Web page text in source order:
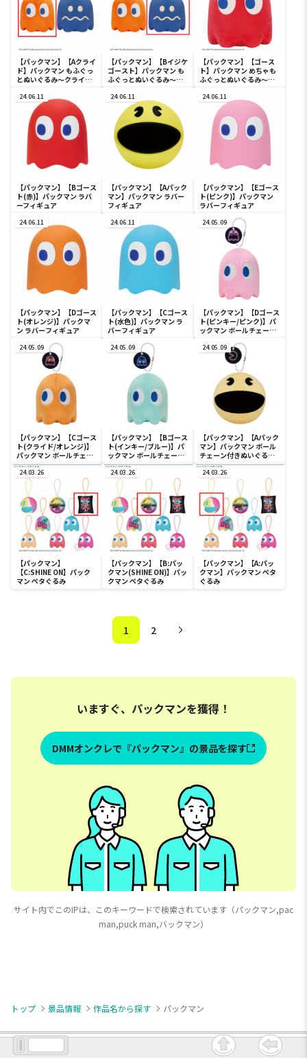
【パックマン】【Aクライ
ド】パックマン もふぐっ
とぬいぐるみ～クライド
【パックマン】【Bイジケ
ゴースト】パックマン も
ふぐっとぬいぐるみ～ク
～
【パックマン】【ゴース
ト】パックマン めちゃも
ふぐっとぬいぐるみ～ブ
24.06.11
【パックマン】【Bゴース
ト(赤)】パックマン ラバ
ーフィギュア
24.06.11
【パックマン】【Aパック
マン】パックマン ラバー
フィギュア
24.06.11
【パックマン】【Eゴース
ト(ピンク)】パックマン
ラバーフィギュア
24.06.11
【パックマン】【Dゴース
ト(オレンジ)】パックマ
ン ラバーフィギュア
24.06.11
【パックマン】【Cゴース
ト(水色)】パックマン ラ
バーフィギュア
24.05.09
【パックマン】【Dゴース
ト(ピンキー/ピンク)】パ
ックマン ボールチェーン
Pop～
24.05.09
【パックマン】【Cゴース
ト(クライド/オレンジ)】
パックマン ボールチェー
ン付きぬいぐるみ～
Neon Pop～
24.05.09
【パックマン】【Bゴース
ト(インキー/ブルー)】パ
ックマン ボールチェーン
付きぬいぐるみ～Neon
Pop～
24.05.09
【パックマン】【Aパック
マン】パックマン ボール
チェーン付きぬいぐるみ
～Neon Pop～
24.03.26
【パックマン】
【C:SHINE ON】パック
マン ペタぐるみ
24.03.26
【パックマン】【B:パッ
クマン(SHINE ON)】パッ
クマン ペタぐるみ
24.03.26
【パックマン】【A:パッ
クマン】パックマン ペタ
ぐるみ
1 2
いますぐ、パックマンを獲得！
DMMオンクレで『パックマン』の景品を探す
サイト内でこのIPは、このキーワードで検索されています（パックマン,pac
man,puck man,バックマン）
トップ 景品情報 作品名から探す パックマン